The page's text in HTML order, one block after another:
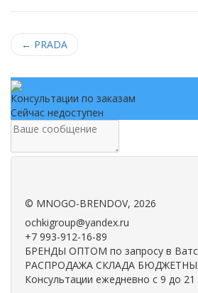
← PRADA
Консультации по заказам
Сейчас недоступен
© MNOGO-BRENDOV, 2026
ochkigroup@yandex.ru
+7 993-912-16-89
БРЕНДЫ ОПТОМ по запросу в
РАСПРОДАЖА СКЛАДА
Консультации ежедневно с 9 до 21